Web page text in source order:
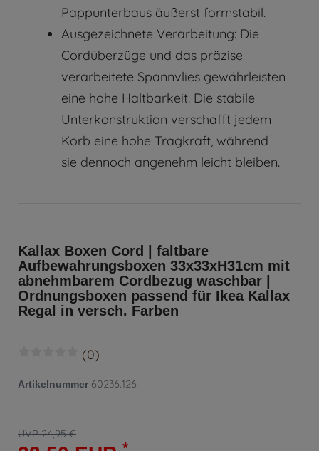
Pappunterbaus äußerst formstabil.
Ausgezeichnete Verarbeitung: Die
Cordüberzüge und das präzise
verarbeitete Spannvlies gewährleisten
eine hohe Haltbarkeit. Die stabile
Unterkonstruktion verschafft jedem
Korb eine hohe Tragkraft, während
sie dennoch angenehm leicht bleiben.
Kallax Boxen Cord | faltbare
Aufbewahrungsboxen 33x33xH31cm mit
abnehmbarem Cordbezug waschbar |
Ordnungsboxen passend für Ikea Kallax
Regal in versch. Farben
(0)
Artikelnummer 60236.126
UVP 24,95 €
*